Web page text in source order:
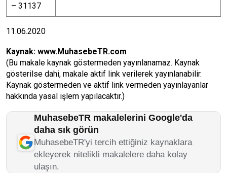
– 31137
11.06.2020
Kaynak: www.MuhasebeTR.com
(Bu makale kaynak göstermeden yayınlanamaz. Kaynak
gösterilse dahi, makale aktif link verilerek yayınlanabilir.
Kaynak göstermeden ve aktif link vermeden yayınlayanlar
hakkında yasal işlem yapılacaktır.)
MuhasebeTR makalelerini Google'da
daha sık görün
MuhasebeTR'yi tercih ettiğiniz kaynaklara
ekleyerek nitelikli makalelere daha kolay
ulaşın.